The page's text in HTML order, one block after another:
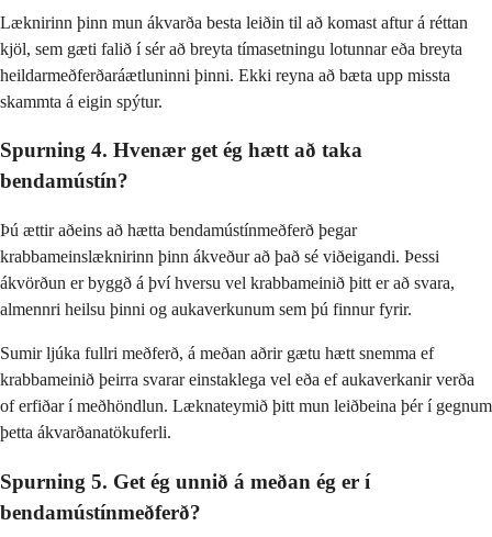
Læknirinn þinn mun ákvarða besta leiðin til að komast aftur á réttan
kjöl, sem gæti falið í sér að breyta tímasetningu lotunnar eða breyta
heildarmeðferðaráætluninni þinni. Ekki reyna að bæta upp missta
skammta á eigin spýtur.
Spurning 4. Hvenær get ég hætt að taka
bendamústín?
Þú ættir aðeins að hætta bendamústínmeðferð þegar
krabbameinslæknirinn þinn ákveður að það sé viðeigandi. Þessi
ákvörðun er byggð á því hversu vel krabbameinið þitt er að svara,
almennri heilsu þinni og aukaverkunum sem þú finnur fyrir.
Sumir ljúka fullri meðferð, á meðan aðrir gætu hætt snemma ef
krabbameinið þeirra svarar einstaklega vel eða ef aukaverkanir verða
of erfiðar í meðhöndlun. Læknateymið þitt mun leiðbeina þér í gegnum
þetta ákvarðanatökuferli.
Spurning 5. Get ég unnið á meðan ég er í
bendamústínmeðferð?